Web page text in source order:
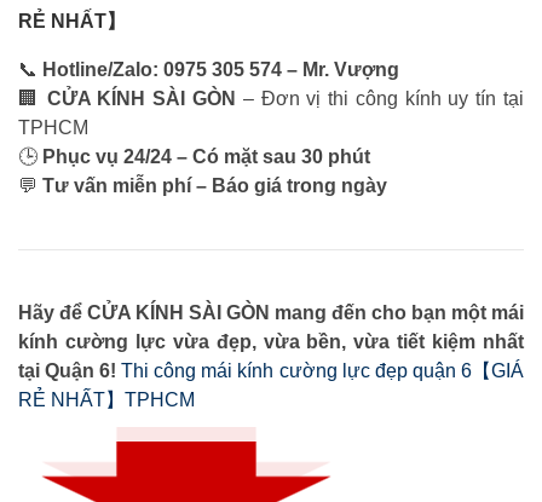
RẺ NHẤT】
📞 Hotline/Zalo: 0975 305 574 – Mr. Vượng
🏢 CỬA KÍNH SÀI GÒN – Đơn vị thi công kính uy tín tại
TPHCM
🕒 Phục vụ 24/24 – Có mặt sau 30 phút
💬 Tư vấn miễn phí – Báo giá trong ngày
Hãy để CỬA KÍNH SÀI GÒN mang đến cho bạn một mái
kính cường lực vừa đẹp, vừa bền, vừa tiết kiệm nhất
tại Quận 6!Thi công mái kính cường lực đẹp quận 6【GIÁ
RẺ NHẤT】TPHCM